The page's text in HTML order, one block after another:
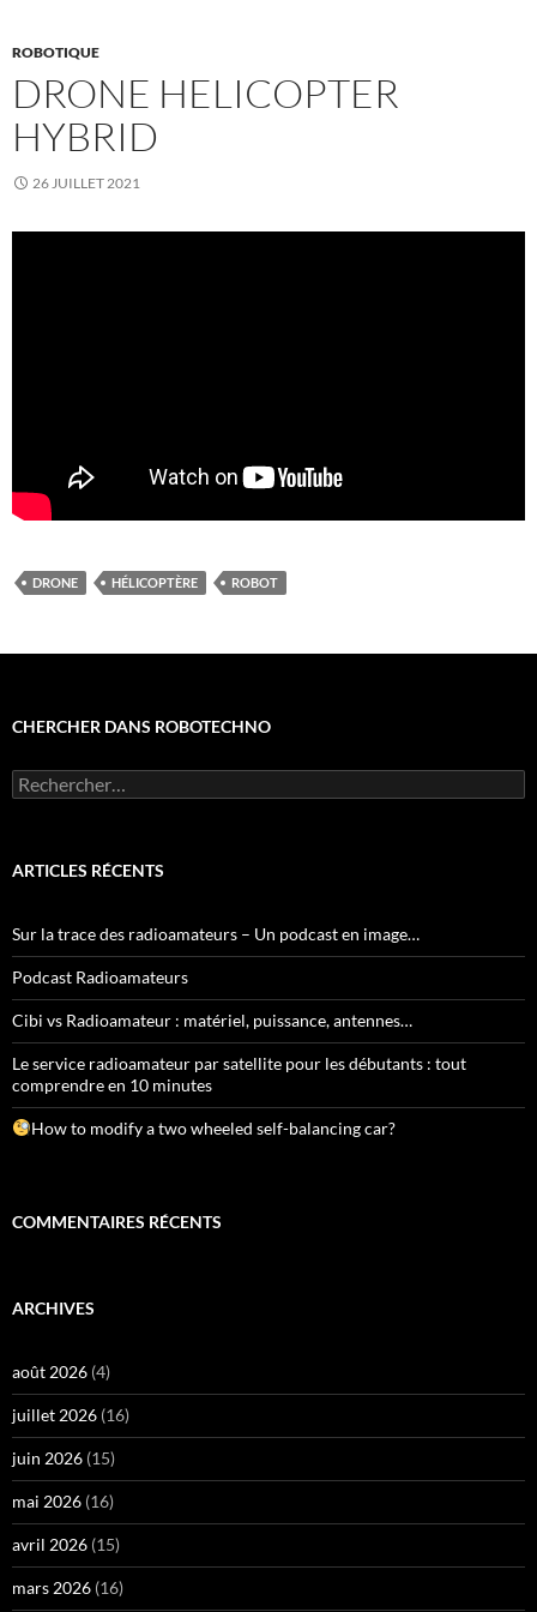
ROBOTIQUE
DRONE HELICOPTER
HYBRID
26 JUILLET 2021
DRONE HÉLICOPTÈRE ROBOT
CHERCHER DANS ROBOTECHNO
Rechercher :
ARTICLES RÉCENTS
Sur la trace des radioamateurs – Un podcast en image…
Podcast Radioamateurs
Cibi vs Radioamateur : matériel, puissance, antennes…
Le service radioamateur par satellite pour les débutants : tout
comprendre en 10 minutes
How to modify a two wheeled self-balancing car?
COMMENTAIRES RÉCENTS
ARCHIVES
août 2026 (4)
juillet 2026 (16)
juin 2026 (15)
mai 2026 (16)
avril 2026 (15)
mars 2026 (16)